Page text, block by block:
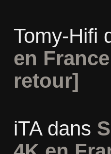
Tomy-Hifi
en
retour]
iTAdans